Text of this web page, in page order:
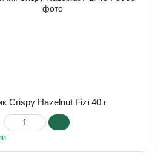
Crispy Hazelnut Fizi 40 г